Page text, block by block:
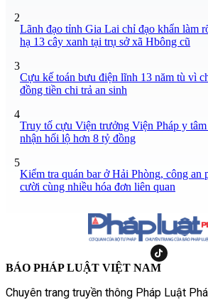
2
Lãnh đạo tỉnh Gia Lai chỉ đạo khẩn làm
hạ 13 cây xanh tại trụ sở xã Hbông cũ
3
Cựu kế toán bưu điện lĩnh 13 năm tù vì
đồng tiền chi trả an sinh
4
Truy tố cựu Viện trưởng Viện Pháp y
nhận hối lộ hơn 8 tỷ đồng
5
Kiểm tra quán bar ở Hải Phòng, công an
cười cùng nhiều hóa đơn liên quan
BÁO PHÁP LUẬT VIỆT NAM
Chuyên trang truyền thông Pháp Luật